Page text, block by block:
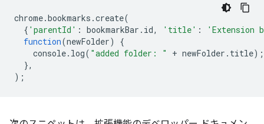
chrome.bookmarks .create(
{ 'parentId' : bookmarkBar . id, 'title' :
'Extension
function(newFolder)
{
console. log( "added folder: " + newFolder . title);
},
);